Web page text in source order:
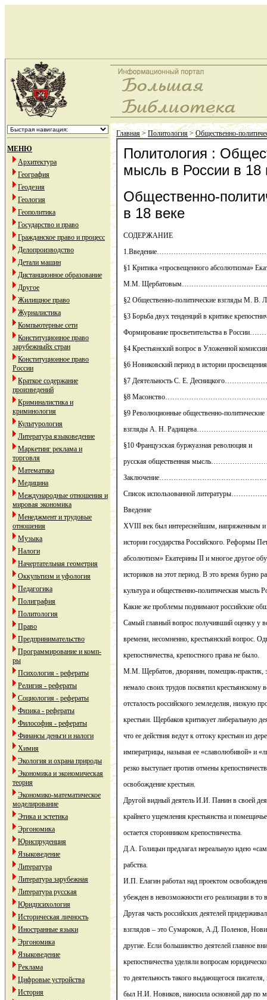
МЕНЮ
Архитектура
География
Геодезия
Геология
Геополитика
Государство и право
Гражданское право и процесс
Делопроизводство
Детали машин
Дистанционное образование
Другое
Жилищное право
Журналистика
Компьютерные сети
Конституционное право
зарубежныйх стран
Конституционное право
России
Краткое содержание
произведений
Криминалистика и
криминология
Культурология
Литература языковедение
Маркетинг реклама и
торговля
Математика
Медицина
Международные отношения и
мировая экономика
Менеджмент и трудовые
отношения
Музыка
Налоги
Начертательная геометрия
Оккультизм и уфология
Педагогика
Полиграфия
Политология
Право
Предпринимательство
Программирование и комп-
ры
Психология - рефераты
Религия - рефераты
Социология - рефераты
Физика - рефераты
Философия - рефераты
Финансы деньги и налоги
Химия
Экология и охрана природы
Экономика и экономическая
теория
Экономико-математическое
моделирование
Этика и эстетика
Эргономика
Юриспруденция
Языковедение
Литература
Литература зарубежная
Литература русская
Юридпсихология
Историческая личность
Иностранные языки
Эргономика
Языковедение
Реклама
Цифровые устройства
История
Главная>Политология>Общественно-
Политология :
мысль в России в 18
Общественно-
в 18 веке
СОДЕРЖАНИЕ
§1 Критика «просвещенного абсолютизма»
М.М.
§2 Общественно-политические взгляды М. В.
§3 Борьба двух тенденций в критике
Формирование просветительства в
§4 Крестьянский вопрос в Уложенной
§6 Новиковский период в истории
§7 Деятельность С. Е.
§8
§9 Революционные общественно-политические
взгляды А. Н.
§10 Французская буржуазная революция и
русская общественная
Список использованной
Введение
XVIII век был интереснейшим, напряженным и
истории государства Российского. Реформы
абсолютизм» Екатерины II и многое другое
историков на этот период. В это время бурно
культура и общественно-политическая мысль
Какие же проблемы поднимают российские
Самый главный вопрос получивший оценку у
времени, несомненно, крестьянский вопрос.
крепостничества, крепостного права не было.
М.М. Щербатов, дворянин, помещик-практик,
немало своих трудов посвятил крестьянскому
отсталость российского земледелия, низкую
крестьян. Щербаков критикует либеральную
что ее действия ведут к оттоку крестьян из
императрицы, называя ее «славолюбивой» и
резко выступает против отмены
освобождение крестьян.
Другой видный деятель И.И. Панин в своей
крайнего ущемления крестьянства и
остается сторонником крепостничества.
Д.А. Голицын предлагал нереальную идею
рабства.
И.П. Елагин работал над проектом
убежден в невозможности его реализации в то
Другая часть российских деятелей
взглядов – это Сумароков, А.Д. Поленов,
другие. Если большинство деятелей главное
крепостничества уделяли вопросам
то деятельность такого выдающегося
был Н.И. Новиков, наносила основной дар по